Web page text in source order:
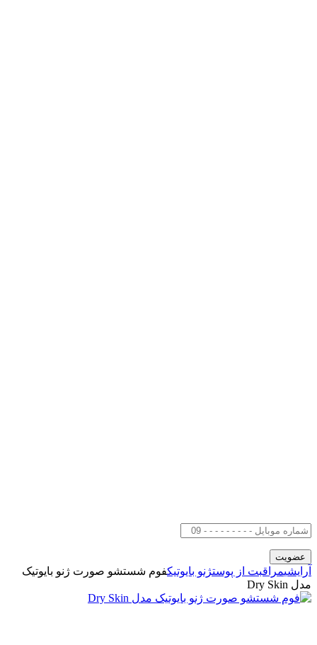
آرایشیمراقبت از پوستژنو بایوتیکفوم شستشو صورت ژنو بایوتیک
مدل Dry Skin